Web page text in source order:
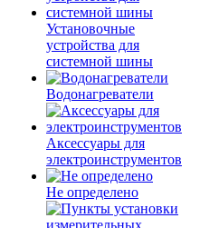
Установочные
устройства для
системной шины
Водонагреватели
Аксессуары для
электроинструментов
Не определено